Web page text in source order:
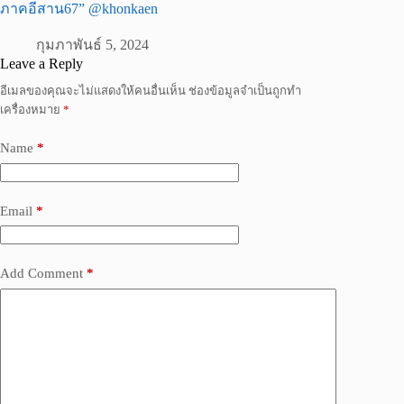
ภาคอีสาน67” @khonkaen
กุมภาพันธ์ 5, 2024
Leave a Reply
อีเมลของคุณจะไม่แสดงให้คนอื่นเห็น ช่องข้อมูลจำเป็นถูกทำ
เครื่องหมาย *
Name *
Email *
Add Comment *